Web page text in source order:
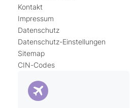
Kontakt
Impressum
Datenschutz
Datenschutz-Einstellungen
Sitemap
CIN-Codes